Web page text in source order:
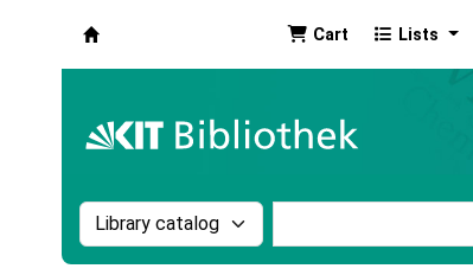
Cart Lists
Search the catalog by: